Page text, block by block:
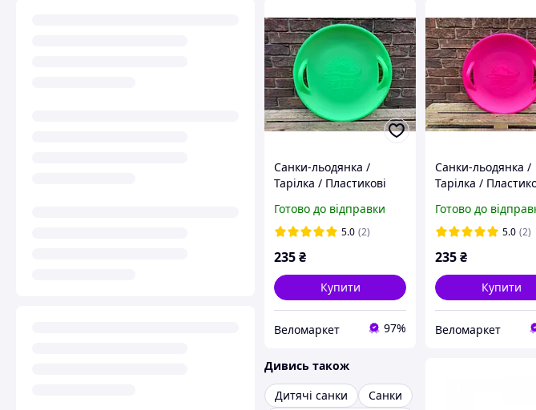
Санки-льодянка /
Тарілка / Пластикові
санки "Steep", зелені
Готово до відправки
5.0 (2)
235₴
Купити
Веломаркет 97%
Санки-льодянка /
Тарілка /
санки "Steep",
Готово до
5.0 (2)
235₴
Купити
Веломаркет
Дивись також
Дитячі санки
Санки